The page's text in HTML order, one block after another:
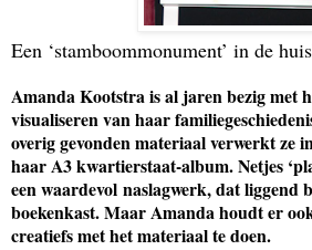
Een ‘stamboommonument’ in de
Amanda Kootstra is al jaren bezig met
visualiseren van haar
overig gevonden materiaal verwerkt ze
haar A3 kwartierstaat-album. Netjes
een waardevol naslagwerk, dat liggend
boekenkast. Maar Amanda houdt er
creatiefs met het materiaal te doen.